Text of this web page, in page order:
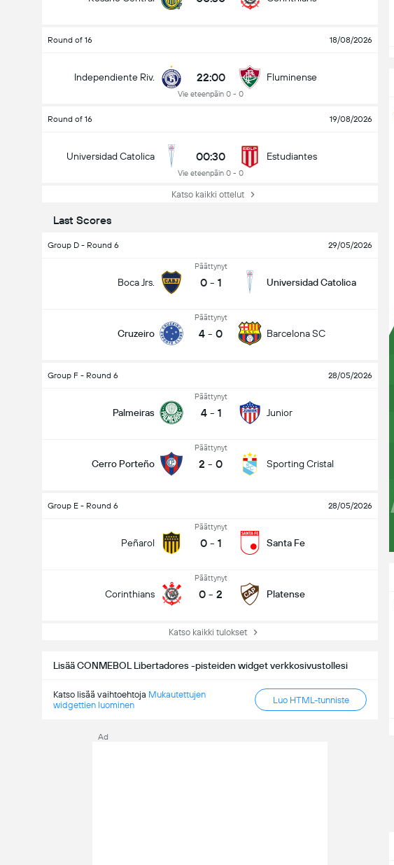
Round of 16 18/08/2026
Independiente Riv. 22:00
Vie eteenpäin 0 - 0
Fluminense
Round of 16 19/08/2026
Universidad Catolica 00:30
Vie eteenpäin 0 - 0
Estudiantes
Katso kaikki ottelut
Last Scores
Group D - Round 6 29/05/2026
Boca Jrs.
Päättynyt
0 - 1 Universidad Catolica
Cruzeiro
Päättynyt
4 - 0 Barcelona SC
Group F - Round 6 28/05/2026
Palmeiras
Päättynyt
4 - 1 Junior
Cerro Porteño
Päättynyt
2 - 0 Sporting Cristal
Group E - Round 6 28/05/2026
Peñarol
Päättynyt
0 - 1 Santa Fe
Corinthians
Päättynyt
0 - 2 Platense
Katso kaikki tulokset
Lisää CONMEBOL Libertadores -pisteiden widget verkkosivustollesi
Katso lisää vaihtoehtoja Mukautettujen
widgettien luominen
Luo HTML-tunniste
Ad